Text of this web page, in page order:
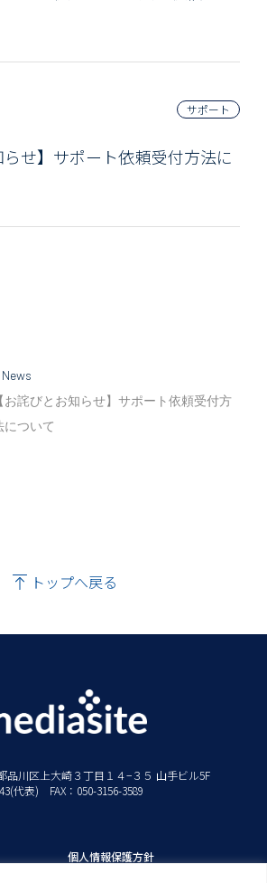
サポート
らせ】サポート依頼受付方法に
News
【お詫びとお知らせ】サポート依頼受付方
について
トップへ戻る
品川区上大崎３丁目１４−３５ 山手ビル5F
代表) FAX：050-3156-3589
個人情報保護方針